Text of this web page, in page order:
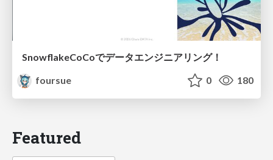
SnowflakeCoCoでデータエンジニアリング！
foursue
0 180
Featured